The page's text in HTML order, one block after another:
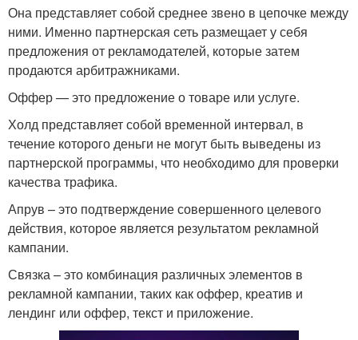
Она представляет собой среднее звено в цепочке между
ними. Именно партнерская сеть размещает у себя
предложения от рекламодателей, которые затем
продаются арбитражниками.
Оффер — это предложение о товаре или услуге.
Холд представляет собой временной интервал, в
течение которого деньги не могут быть выведены из
партнерской программы, что необходимо для проверки
качества трафика.
Апрув – это подтверждение совершенного целевого
действия, которое является результатом рекламной
кампании.
Связка – это комбинация различных элементов в
рекламной кампании, таких как оффер, креатив и
лендинг или оффер, текст и приложение.